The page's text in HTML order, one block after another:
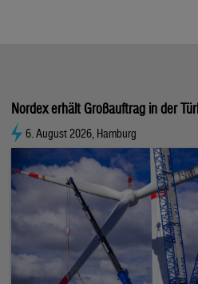
Nordex erhält Großauftrag in der
6. August 2026, Hamburg